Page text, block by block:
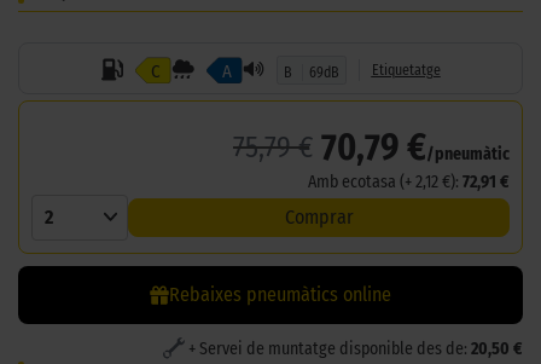
C A B 69dB Etiquetatge
75,79 € 70,79 €/pneumàtic
Amb ecotasa (+ 2,12 €): 72,91 €
2 Comprar
Rebaixes pneumàtics online
+ Servei de muntatge disponible des de: 20,50 €